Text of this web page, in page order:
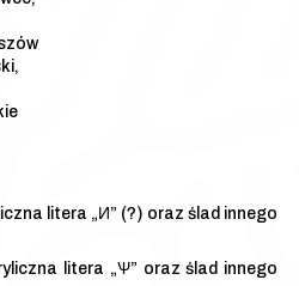
litera „И” (?) oraz ślad innego
litera „Ѱ” oraz ślad innego